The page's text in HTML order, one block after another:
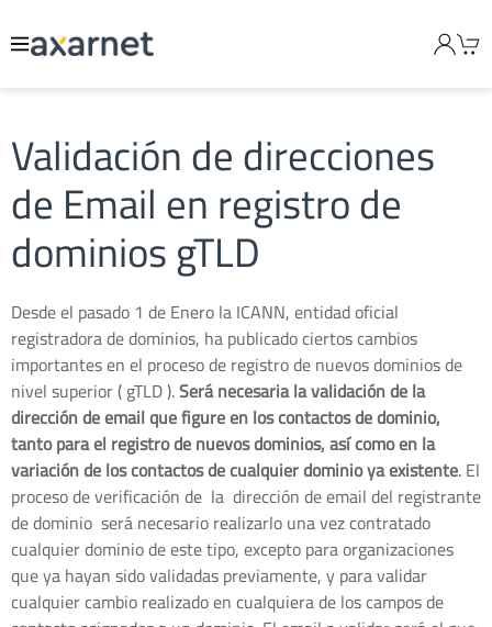
Validación de direcciones
de Email en registro de
dominios gTLD
Desde el pasado 1 de Enero la ICANN, entidad oficial
registradora de dominios, ha publicado ciertos cambios
importantes en el proceso de registro de nuevos dominios de
nivel superior ( gTLD ).Será necesaria la validación de la
dirección de email que figure en los contactos de dominio,
tanto para el registro de nuevos dominios, así como en la
variación de los contactos de cualquier dominio ya existente. El
proceso de verificación de la dirección de email del registrante
de dominio será necesario realizarlo una vez contratado
cualquier dominio de este tipo, excepto para organizaciones
que ya hayan sido validadas previamente, y para validar
cualquier cambio realizado en cualquiera de los campos de